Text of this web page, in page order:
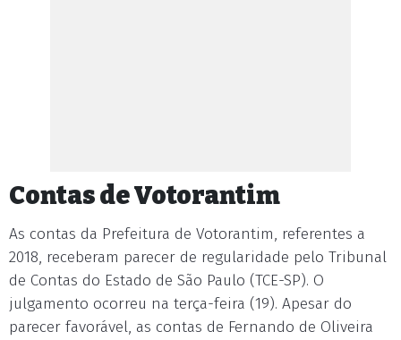
Contas de Votorantim
As contas da Prefeitura de Votorantim, referentes a
2018, receberam parecer de regularidade pelo Tribunal
de Contas do Estado de São Paulo (TCE-SP). O
julgamento ocorreu na terça-feira (19). Apesar do
parecer favorável, as contas de Fernando de Oliveira